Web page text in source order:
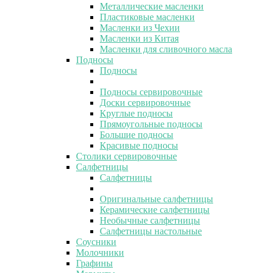
Металлические масленки
Пластиковые масленки
Масленки из Чехии
Масленки из Китая
Масленки для сливочного масла
Подносы
Подносы
Подносы сервировочные
Доски сервировочные
Круглые подносы
Прямоугольные подносы
Большие подносы
Красивые подносы
Столики сервировочные
Салфетницы
Салфетницы
Оригинальные салфетницы
Керамические салфетницы
Необычные салфетницы
Салфетницы настольные
Соусники
Молочники
Графины